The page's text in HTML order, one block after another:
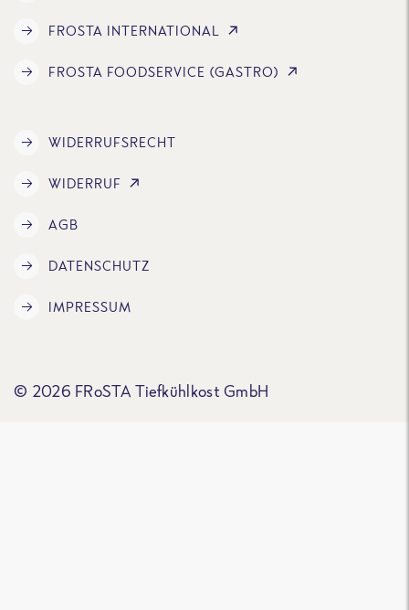
FROSTA INTERNATIONAL
FROSTA FOODSERVICE (GASTRO)
WIDERRUFSRECHT
WIDERRUF
AGB
DATENSCHUTZ
IMPRESSUM
© 2026 FRoSTA Tiefkühlkost GmbH